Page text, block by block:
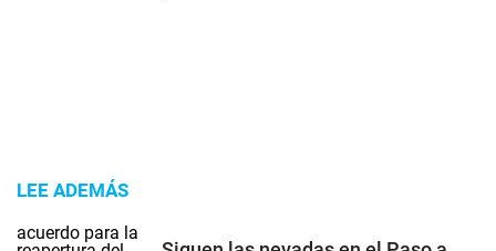
LEE ADEMÁS